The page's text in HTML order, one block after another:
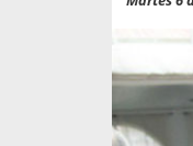
entregados por la
que deben hacer...